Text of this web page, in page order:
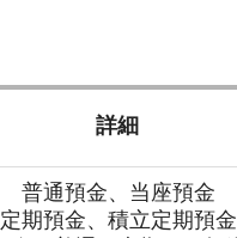
詳細
普通預金、当座預金
定期預金、積立定期預金